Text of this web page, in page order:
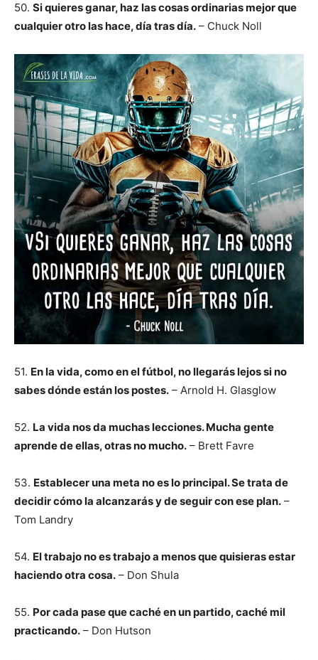
50. Si quieres ganar, haz las cosas ordinarias mejor que
cualquier otro las hace, día tras día. – Chuck Noll
51. En la vida, como en el fútbol, no llegarás lejos si no
sabes dónde están los postes. – Arnold H. Glasglow
52. La vida nos da muchas lecciones. Mucha gente
aprende de ellas, otras no mucho. – Brett Favre
53. Establecer una meta no es lo principal. Se trata de
decidir cómo la alcanzarás y de seguir con ese plan. –
Tom Landry
54. El trabajo no es trabajo a menos que quisieras estar
haciendo otra cosa. – Don Shula
55. Por cada pase que caché en un partido, caché mil
practicando. – Don Hutson